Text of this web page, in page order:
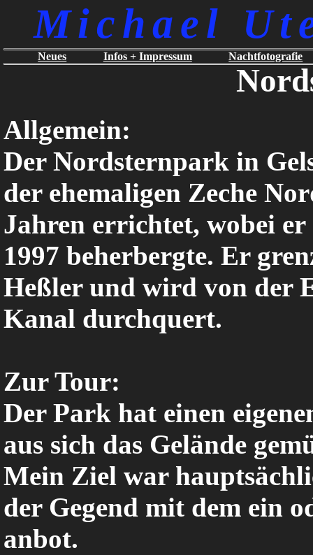
Michael
Neues Infos + Impressum Nachtfotografie
Allgemein:
Der Nordsternpark in
der ehemaligen Zeche
Jahren errichtet, wobei
1997 beherbergte. Er
Heßler und wird von der
Kanal durchquert.
Zur Tour:
Der Park hat einen
aus sich das Gelände
Mein Ziel war
der Gegend mit dem ein
anbot.